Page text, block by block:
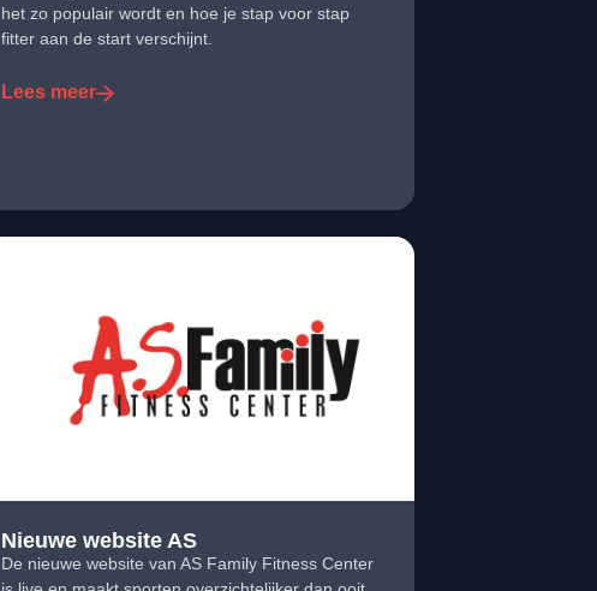
het zo populair wordt en hoe je stap voor stap
fitter aan de start verschijnt.
Lees meer
Nieuwe website AS
De nieuwe website van AS Family Fitness Center